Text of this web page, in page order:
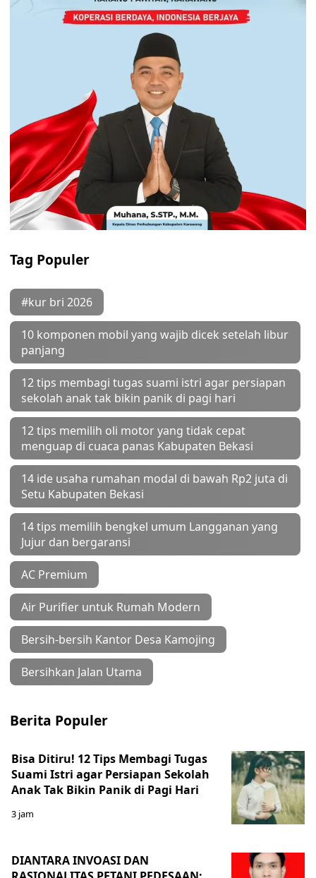
Tag Populer
#kur bri 2026
10 komponen mobil yang wajib dicek setelah libur
panjang
12 tips membagi tugas suami istri agar persiapan
sekolah anak tak bikin panik di pagi hari
12 tips memilih oli motor yang tidak cepat
menguap di cuaca panas Kabupaten Bekasi
14 ide usaha rumahan modal di bawah Rp2 juta di
Setu Kabupaten Bekasi
14 tips memilih bengkel umum Langganan yang
Jujur dan bergaransi
AC Premium
Air Purifier untuk Rumah Modern
Bersih-bersih Kantor Desa Kamojing
Bersihkan Jalan Utama
Berita Populer
Bisa Ditiru! 12 Tips Membagi Tugas
Suami Istri agar Persiapan Sekolah
Anak Tak Bikin Panik di Pagi Hari
3 jam
DIANTARA INVOASI DAN